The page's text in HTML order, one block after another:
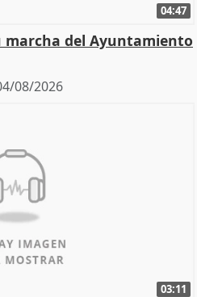
04:47
marcha del Ayuntamiento
08/2026
03:11